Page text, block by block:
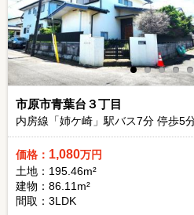
市原市青葉台３丁目
内房線「姉ケ崎」駅バス7分 停歩5
価格： 1,080万円
土地：195.46m²
建物：86.11m²
間取：3LDK